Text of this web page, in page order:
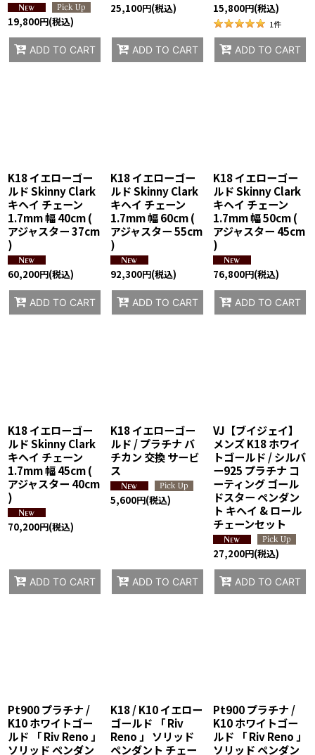
19,800円(税込)
ADD TO CART
25,100円(税込)
ADD TO CART
15,800円(税込)
1件
ADD TO CART
K18 イエローゴー
ルド Skinny Clark
キヘイ チェーン
1.7mm 幅 40cm (
アジャスター 37cm
)
60,200円(税込)
ADD TO CART
K18 イエローゴー
ルド Skinny Clark
キヘイ チェーン
1.7mm 幅 60cm (
アジャスター 55cm
)
92,300円(税込)
ADD TO CART
K18 イエローゴー
ルド Skinny Clark
キヘイ チェーン
1.7mm 幅 50cm (
アジャスター 45cm
)
76,800円(税込)
ADD TO CART
K18 イエローゴー
ルド Skinny Clark
キヘイ チェーン
1.7mm 幅 45cm (
アジャスター 40cm
)
70,200円(税込)
ADD TO CART
K18 イエローゴー
ルド / プラチナ バ
チカン 交換 サービ
ス
5,600円(税込)
ADD TO CART
VJ【ブイジェイ】
メンズ K18 ホワイ
トゴールド / シルバ
ー925 プラチナ コ
ーティング ゴール
ドスター ペンダン
ト キヘイ & ロール
チェーンセット
27,200円(税込)
ADD TO CART
Pt900 プラチナ /
K10 ホワイトゴー
ルド 「 Riv Reno 」
ソリッド ペンダン
K18 / K10 イエロー
ゴールド 「 Riv
Reno 」 ソリッド
ペンダント チェー
Pt900 プラチナ /
K10 ホワイトゴー
ルド 「 Riv Reno 」
ソリッド ペンダン